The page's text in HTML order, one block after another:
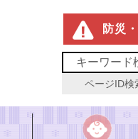
防災
キーワード
ページID検